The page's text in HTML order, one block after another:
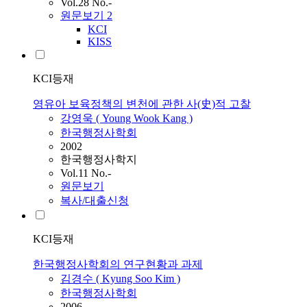
Vol.28 No.-
원문보기 2
KCI
KISS
KCI등재
영유아 보육정책의 변천에 관한 사(史)적 고찰
강영욱 ( Young Wook Kang )
한국행정사학회
2002
한국행정사학지
Vol.11 No.-
원문보기
복사/대출신청
KCI등재
한국행정사학회의 연구현황과 과제
김경수 ( Kyung Soo Kim )
한국행정사학회